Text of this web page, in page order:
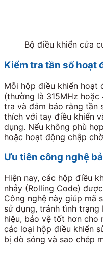
Bộ điều khiển cửa
Kiểm tra tần số hoạt
Mỗi hộp điều khiển hoạt
(thường là 315MHz
tra và đảm bảo rằng tần
thích với tay điều khiển
dụng. Nếu không phù
hoặc hoạt động chập
Ưu tiên công nghệ
Hiện nay, các hộp điều
nhảy (Rolling Code)
Công nghệ này giúp mã
sử dụng, tránh tình
hiệu, bảo vệ tốt hơn cho
các loại hộp điều khiển
bị dò sóng và sao chép